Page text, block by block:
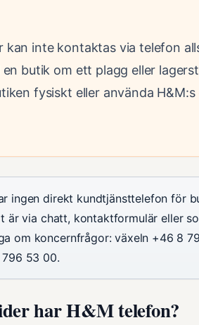
kan inte kontaktas via telefon
butik om ett plagg eller
fysiskt eller använda
ingen direkt kundtjänsttelefon för
är via chatt, kontaktformulär eller
om koncernfrågor: växeln +46 8
53 00.
har H&M telefon?